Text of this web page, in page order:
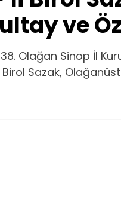
ve
38. Olağan Sinop İl
Birol Sazak,